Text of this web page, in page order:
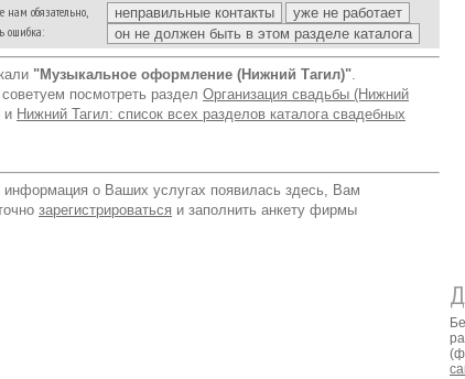
нам обязательно,
ошибка:
"Музыкальное оформление (Нижний Тагил)".
посмотреть раздел Организация свадьбы (Нижний
и Нижний Тагил: список всех разделов каталога свадебных
информация о Ваших услугах появилась здесь, Вам
зарегистрироваться и заполнить анкету фирмы